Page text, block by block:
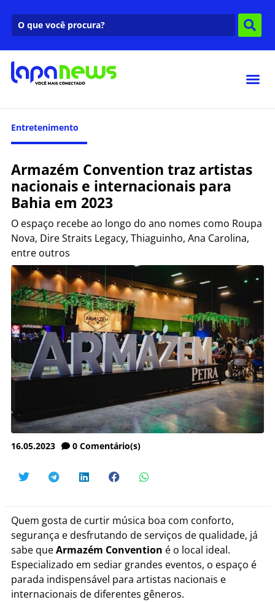
Entretenimento
Armazém Convention traz artistas
nacionais e internacionais para
Bahia em 2023
O espaço recebe ao longo do ano nomes como Roupa
Nova, Dire Straits Legacy, Thiaguinho, Ana Carolina,
entre outros
16.05.2023 0 Comentário(s)
Quem gosta de curtir música boa com conforto,
segurança e desfrutando de serviços de qualidade, já
sabe queArmazém Convention é o local ideal.
Especializado em sediar grandes eventos, o espaço é
parada indispensável para artistas nacionais e
internacionais de diferentes gêneros.